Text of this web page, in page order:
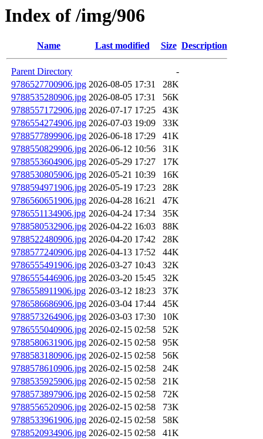
Index of /img/906
Name Last modified Size Description
Parent Directory
-
9786527700906.jpg 2026-08-05 17:31
28K
9788535280906.jpg 2026-08-05 17:31
56K
9788557172906.jpg 2026-07-17 17:25
43K
9786554274906.jpg 2026-07-03 19:09
33K
9788577899906.jpg 2026-06-18 17:29
41K
9788550829906.jpg 2026-06-12 10:56
31K
9788553604906.jpg 2026-05-29 17:27
17K
9788530805906.jpg 2026-05-21 10:39
16K
9788594971906.jpg 2026-05-19 17:23
28K
9786560651906.jpg 2026-04-28 16:21
47K
9786551134906.jpg 2026-04-24 17:34
35K
9788580532906.jpg 2026-04-22 16:03
88K
9788522480906.jpg 2026-04-20 17:42
28K
9788577240906.jpg 2026-04-13 17:52
44K
9786555491906.jpg 2026-03-27 10:43
32K
9786555446906.jpg 2026-03-20 15:45
32K
9786558911906.jpg 2026-03-12 18:23
37K
9786586686906.jpg 2026-03-04 17:44
45K
9788573264906.jpg 2026-03-03 17:30
10K
9786555040906.jpg 2026-02-15 02:58
52K
9788580631906.jpg 2026-02-15 02:58
95K
9788583180906.jpg 2026-02-15 02:58
56K
9788578610906.jpg 2026-02-15 02:58
24K
9788535925906.jpg 2026-02-15 02:58
21K
9788573897906.jpg 2026-02-15 02:58
72K
9788556520906.jpg 2026-02-15 02:58
73K
9788533961906.jpg 2026-02-15 02:58
58K
9788520934906.jpg 2026-02-15 02:58
41K